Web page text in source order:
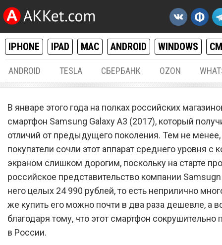
IPHONE IPAD MAC ANDROID WINDOWS
ANDROID TESLA СБЕРБАНК OZON
Samsung Galaxy A3 (2017)
сокрушительно
России – почти в два раза
В январе этого года на полках российских
смартфон Samsung Galaxy A3 (2017), который
отличий от предыдущего поколения. Тем не
покупатели сочли этот аппарат среднего уровня с
экраном слишком дорогим, поскольку на старте
российское представительство компании
него целых 24 990 рублей, то есть неприлично
же купить его можно почти в два раза дешевле, а
благодаря тому, что этот смартфон
в России.